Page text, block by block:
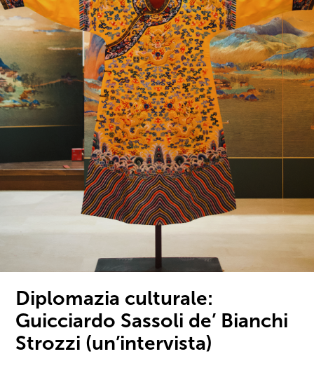
Diplomazia culturale:
Guicciardo Sassoli de’ Bianchi
Strozzi (un’intervista)